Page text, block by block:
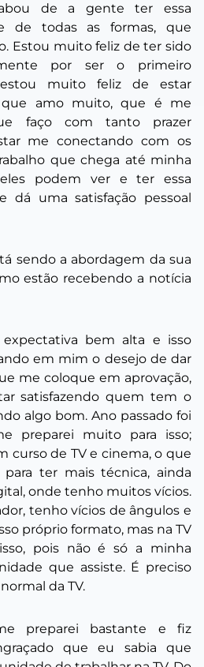
de a gente ter essa
de todas as formas, que
Estou muito feliz de ter sido
por ser o primeiro
estou muito feliz de estar
que amo muito, que é me
faço com tanto prazer
me conectando com os
que chega até minha
podem ver e ter essa
dá uma satisfação pessoal
sendo a abordagem da sua
estão recebendo a notícia
bem alta e isso
em mim o desejo de dar
me coloque em aprovação,
satisfazendo quem tem o
algo bom. Ano passado foi
preparei muito para isso;
curso de TV e cinema, o que
ter mais técnica, ainda
onde tenho muitos vícios.
tenho vícios de ângulos e
próprio formato, mas na TV
pois não é só a minha
que assiste. É preciso
da TV.
preparei bastante e fiz
que eu sabia que